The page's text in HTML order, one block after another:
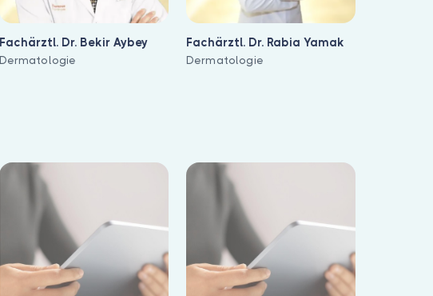
Fachärztl. Dr. Bekir Aybey
Dermatologie
Fachärztl. Dr. Rabia Yamak
Dermatologie